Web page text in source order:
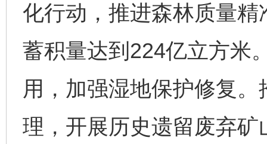
化行动，推进森林质量
蓄积量达到224亿立方米
用，加强湿地保护修复
理，开展历史遗留废弃矿